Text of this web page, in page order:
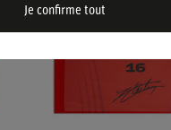
Je confirme tout